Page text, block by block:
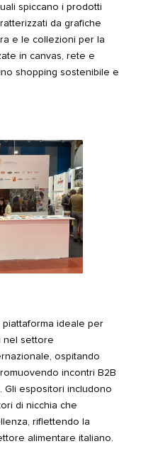
spiccano i prodotti
da grafiche
e le collezioni per la
in canvas, rete e
shopping sostenibile e
piattaforma ideale per
nel settore
ospitando
incontri B2B
espositori includono
di nicchia che
riflettendo la
alimentare italiano.